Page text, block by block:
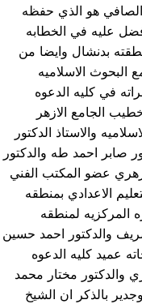
الصافي هو الذي حفظه
عليه في الخطابه
بدنشال وايضا من
البحوث الاسلاميه
في كليه الدعوه
الجامع الازهر
والاستاذ الدكتور
صابر احمد طه والدكتور
عضو المكتب الفني
الاعدادي بمنطقه
المركزيه لمنطقه
والدكتور احمد حسين
عميد كليه الدعوه
والدكتور مختار محمد
بالذكر ان الشيخ